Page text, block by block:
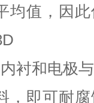
均值，因
和电极与
，即可耐